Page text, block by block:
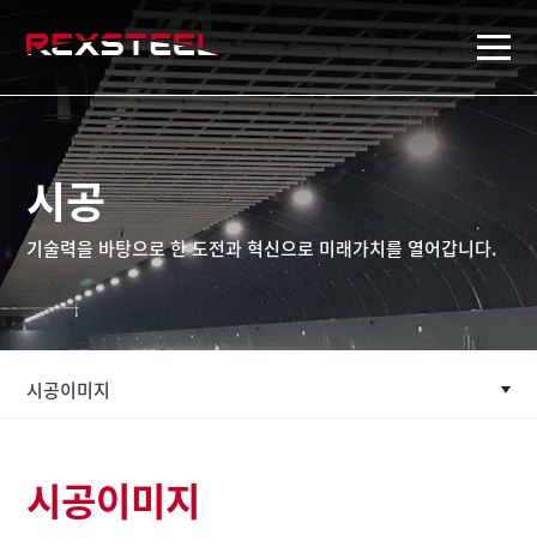
rexsteel
시공
기술력을 바탕으로 한 도전과 혁신으로 미래가치를 열어갑니다.
시공이미지
시공이미지